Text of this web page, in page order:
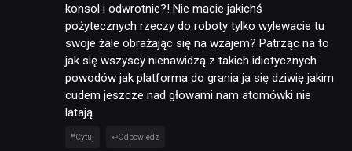
konsol i odwrotnie?! Nie macie jakichś
pożytecznych rzeczy do roboty tylko wylewacie tu
swoje żale obrażając się na wzajem? Patrząc na to
jak się wszyscy nienawidzą z takich idiotycznych
powodów jak platforma do grania ja się dziwię jakim
cudem jeszcze nad głowami nam atomówki nie
latają.
Cytuj Odpowiedz